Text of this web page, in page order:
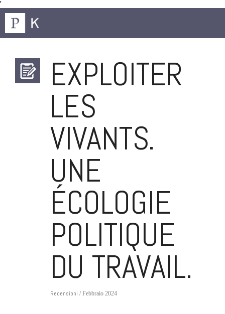
'
EXPLOITER
LES
VIVANTS.
UNE
ÉCOLOGIE
POLITIQUE
DU TRAVAIL.
Recensioni / Febbraio 2024